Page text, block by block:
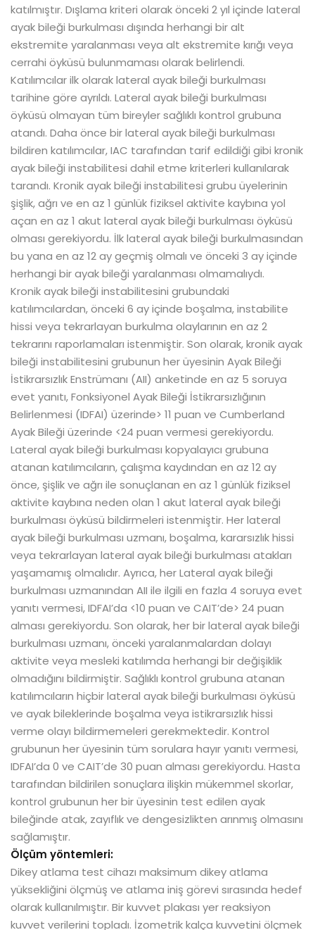
katılmıştır. Dışlama kriteri olarak önceki 2 yıl içinde lateral
ayak bileği burkulması dışında herhangi bir alt
ekstremite yaralanması veya alt ekstremite kırığı veya
cerrahi öyküsü bulunmaması olarak belirlendi.
Katılımcılar ilk olarak lateral ayak bileği burkulması
tarihine göre ayrıldı. Lateral ayak bileği burkulması
öyküsü olmayan tüm bireyler sağlıklı kontrol grubuna
atandı. Daha önce bir lateral ayak bileği burkulması
bildiren katılımcılar, IAC tarafından tarif edildiği gibi kronik
ayak bileği instabilitesi dahil etme kriterleri kullanılarak
tarandı. Kronik ayak bileği instabilitesi grubu üyelerinin
şişlik, ağrı ve en az 1 günlük fiziksel aktivite kaybına yol
açan en az 1 akut lateral ayak bileği burkulması öyküsü
olması gerekiyordu. İlk lateral ayak bileği burkulmasından
bu yana en az 12 ay geçmiş olmalı ve önceki 3 ay içinde
herhangi bir ayak bileği yaralanması olmamalıydı.
Kronik ayak bileği instabilitesini grubundaki
katılımcılardan, önceki 6 ay içinde boşalma, instabilite
hissi veya tekrarlayan burkulma olaylarının en az 2
tekrarını raporlamaları istenmiştir. Son olarak, kronik ayak
bileği instabilitesini grubunun her üyesinin Ayak Bileği
İstikrarsızlık Enstrümanı (AII) anketinde en az 5 soruya
evet yanıtı, Fonksiyonel Ayak Bileği İstikrarsızlığının
Belirlenmesi (IDFAI) üzerinde> 11 puan ve Cumberland
Ayak Bileği üzerinde <24 puan vermesi gerekiyordu.
Lateral ayak bileği burkulması kopyalayıcı grubuna
atanan katılımcıların, çalışma kaydından en az 12 ay
önce, şişlik ve ağrı ile sonuçlanan en az 1 günlük fiziksel
aktivite kaybına neden olan 1 akut lateral ayak bileği
burkulması öyküsü bildirmeleri istenmiştir. Her lateral
ayak bileği burkulması uzmanı, boşalma, kararsızlık hissi
veya tekrarlayan lateral ayak bileği burkulması atakları
yaşamamış olmalıdır. Ayrıca, her Lateral ayak bileği
burkulması uzmanından AII ile ilgili en fazla 4 soruya evet
yanıtı vermesi, IDFAI’da <10 puan ve CAIT’de> 24 puan
alması gerekiyordu. Son olarak, her bir lateral ayak bileği
burkulması uzmanı, önceki yaralanmalardan dolayı
aktivite veya mesleki katılımda herhangi bir değişiklik
olmadığını bildirmiştir. Sağlıklı kontrol grubuna atanan
katılımcıların hiçbir lateral ayak bileği burkulması öyküsü
ve ayak bileklerinde boşalma veya istikrarsızlık hissi
verme olayı bildirmemeleri gerekmektedir. Kontrol
grubunun her üyesinin tüm sorulara hayır yanıtı vermesi,
IDFAI’da 0 ve CAIT’de 30 puan alması gerekiyordu. Hasta
tarafından bildirilen sonuçlara ilişkin mükemmel skorlar,
kontrol grubunun her bir üyesinin test edilen ayak
bileğinde atak, zayıflık ve dengesizlikten arınmış olmasını
sağlamıştır.
Ölçüm yöntemleri:
Dikey atlama test cihazı maksimum dikey atlama
yüksekliğini ölçmüş ve atlama iniş görevi sırasında hedef
olarak kullanılmıştır. Bir kuvvet plakası yer reaksiyon
kuvvet verilerini topladı. İzometrik kalça kuvvetini ölçmek